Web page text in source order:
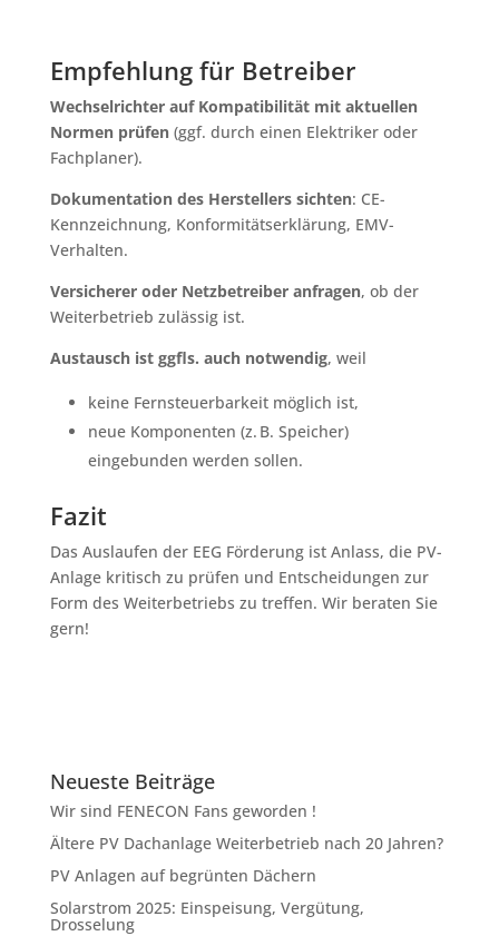
Empfehlung für Betreiber
Wechselrichter auf Kompatibilität mit aktuellen
Normen prüfen(ggf. durch einen Elektriker oder
Fachplaner).
Dokumentation des Herstellers sichten: CE-
Kennzeichnung, Konformitätserklärung, EMV-
Verhalten.
Versicherer oder Netzbetreiber anfragen, ob der
Weiterbetrieb zulässig ist.
Austausch ist ggfls. auch notwendig, weil
keine Fernsteuerbarkeit möglich ist,
neue Komponenten (z. B. Speicher)
eingebunden werden sollen.
Fazit
Das Auslaufen der EEG Förderung ist Anlass, die PV-
Anlage kritisch zu prüfen und Entscheidungen zur
Form des Weiterbetriebs zu treffen. Wir beraten Sie
gern!
Neueste Beiträge
Wir sind FENECON Fans geworden !
Ältere PV Dachanlage Weiterbetrieb nach 20 Jahren?
PV Anlagen auf begrünten Dächern
Solarstrom 2025: Einspeisung, Vergütung,
Drosselung